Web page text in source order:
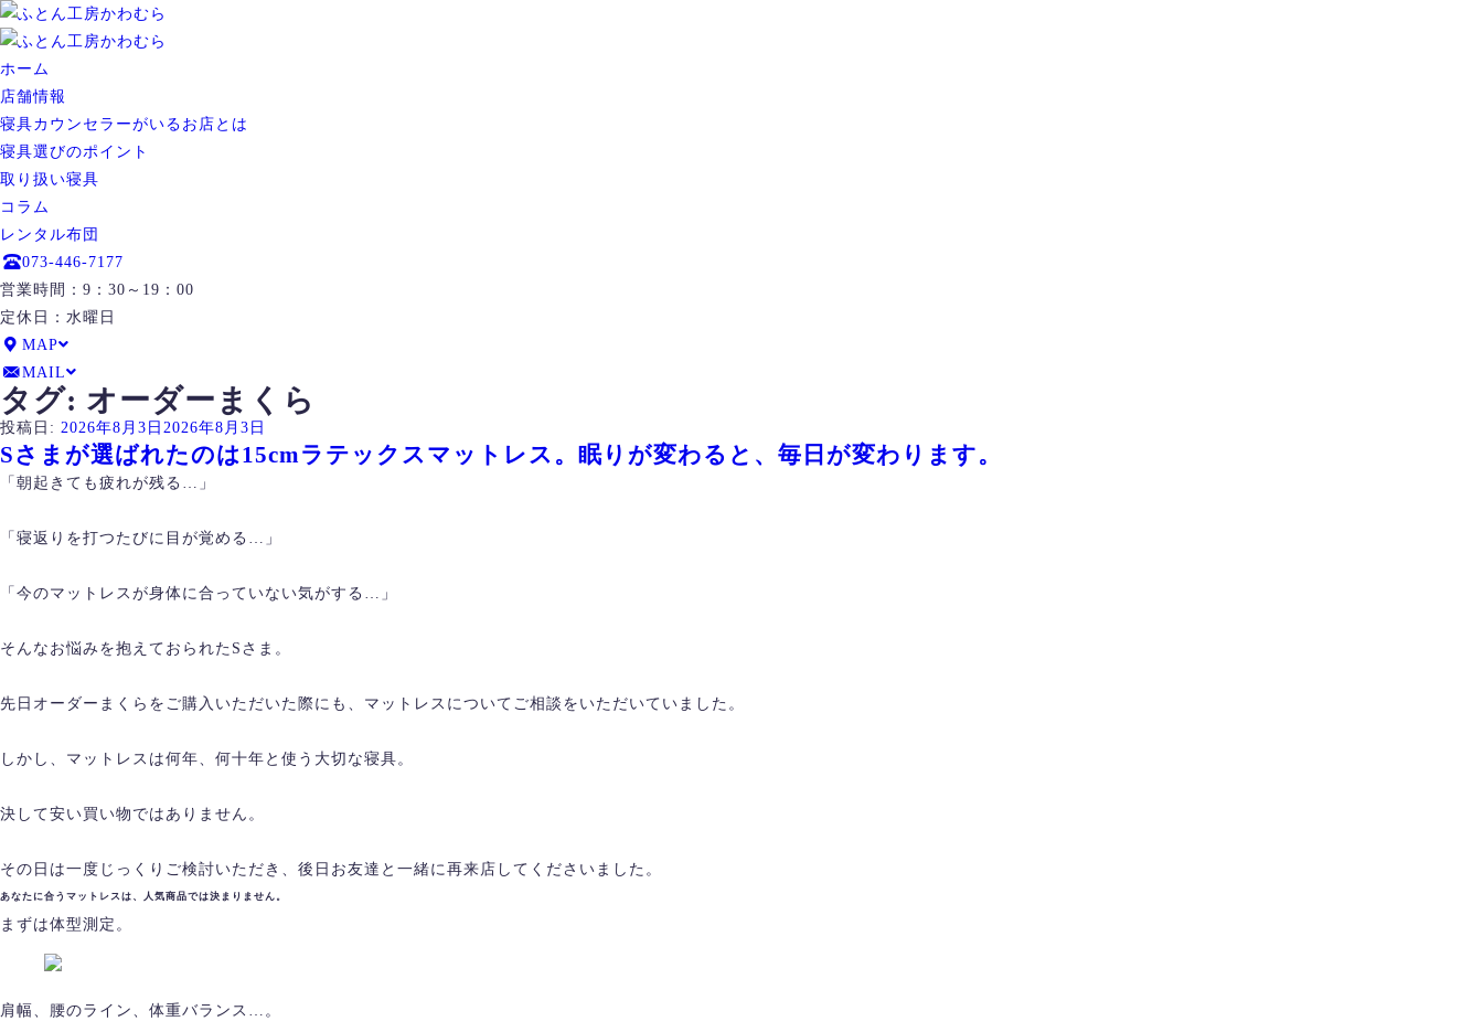
ホーム
店舗情報
寝具カウンセラーがいるお店とは
寝具選びのポイント
取り扱い寝具
コラム
レンタル布団
073-446-7177
営業時間：9：30～19：00
定休日：水曜日
MAP
MAIL
タグ: オーダーまくら
投稿日: 2026年8月3日 2026年8月3日
Sさまが選ばれたのは15cmラテックスマットレス。眠りが変わると、毎日が変わります。
「朝起きても疲れが残る…」
「寝返りを打つたびに目が覚める…」
「今のマットレスが身体に合っていない気がする…」
そんなお悩みを抱えておられたSさま。
先日オーダーまくらをご購入いただいた際にも、マットレスについてご相談をいただいていました。
しかし、マットレスは何年、何十年と使う大切な寝具。
決して安い買い物ではありません。
その日は一度じっくりご検討いただき、後日お友達と一緒に再来店してくださいました。
あなたに合うマットレスは、人気商品では決まりません。
まずは体型測定。
肩幅、腰のライン、体重バランス…。